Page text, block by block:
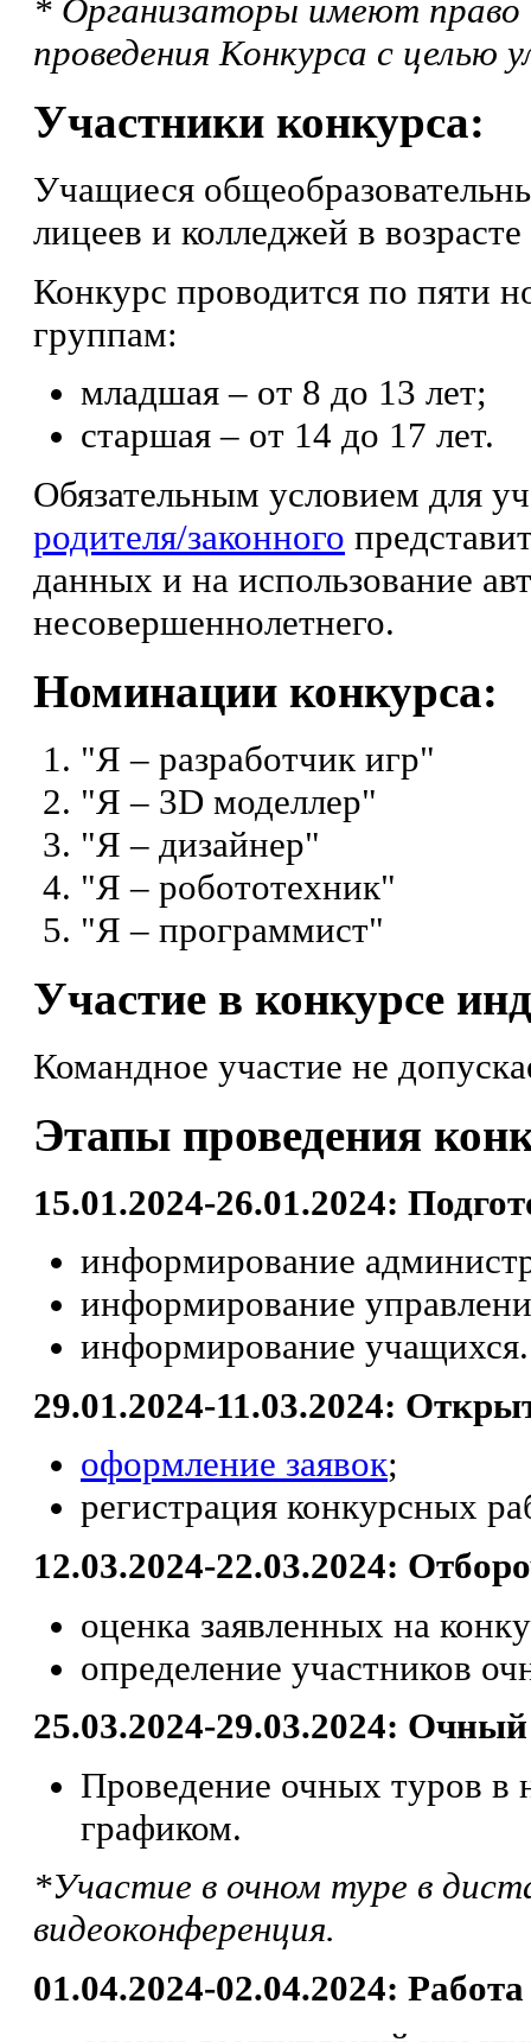
* Организаторы имеют право
проведения Конкурса с целью
Участники конкурса:
Учащиеся
лицеев и колледжей в
Конкурс проводится по пяти
группам:
младшая – от 8 до 13 лет;
старшая – от 14 до 17 лет.
Обязательным условием для
родителя/законного
данных и на использование
несовершеннолетнего.
Номинации конкурса:
"Я – разработчик игр"
"Я – 3D моделлер"
"Я – дизайнер"
"Я – робототехник"
"Я – программист"
Участие в конкурсе
Командное участие не
Этапы проведения
15.01.2024-26.01.2024:
информирование
информирование
информирование учащихся.
29.01.2024-11.03.2024:
оформление заявок;
регистрация конкурсных
12.03.2024-22.03.2024:
оценка заявленных на
определение участников
25.03.2024-29.03.2024:
Проведение очных туров в
графиком.
*Участие в очном туре в
видеоконференция.
01.04.2024-02.04.2024: